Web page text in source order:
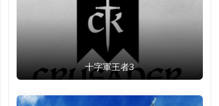
十字軍王者3